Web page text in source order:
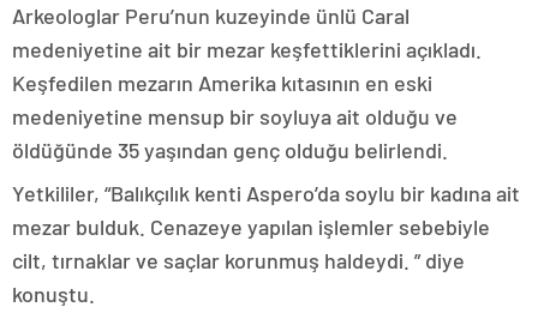
Arkeologlar Peru’nun kuzeyinde ünlü Caral
medeniyetine ait bir mezar keşfettiklerini açıkladı.
Keşfedilen mezarın Amerika kıtasının en eski
medeniyetine mensup bir soyluya ait olduğu ve
öldüğünde 35 yaşından genç olduğu belirlendi.
Yetkililer, “Balıkçılık kenti Aspero’da soylu bir kadına ait
mezar bulduk. Cenazeye yapılan işlemler sebebiyle
cilt, tırnaklar ve saçlar korunmuş haldeydi. ” diye
konuştu.